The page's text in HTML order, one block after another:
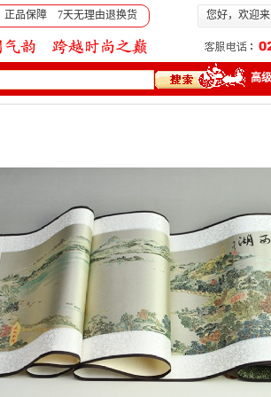
品保障 7天无理由退换货 您好，欢迎
高